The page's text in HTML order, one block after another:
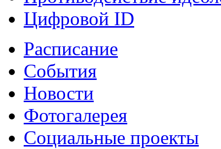
Цифровой ID
Расписание
События
Новости
Фотогалерея
Социальные проекты